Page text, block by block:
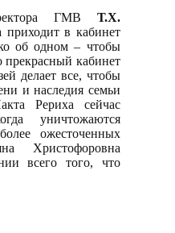
ГМВ Т.Х.
приходит в кабинет
об одном – чтобы
прекрасный кабинет
делает все, чтобы
и наследия семьи
Рериха сейчас
уничтожаются
ожесточенных
Христофоровна
всего того, что